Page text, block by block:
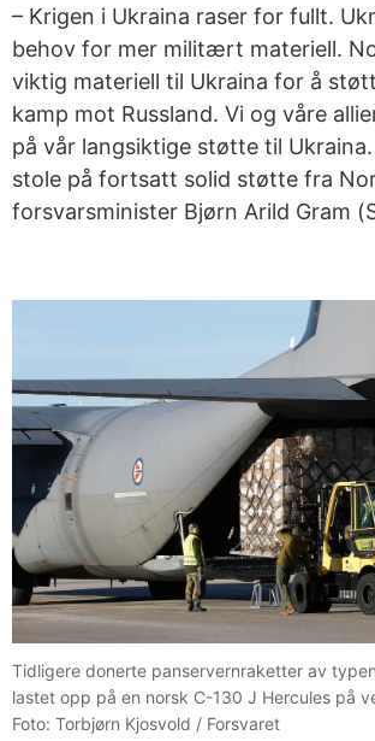
– Krigen i Ukraina raser for fullt.
behov for mer militært materiell.
viktig materiell til Ukraina for å
kamp mot Russland. Vi og våre
på vår langsiktige støtte til
stole på fortsatt solid støtte fra
forsvarsminister Bjørn Arild Gram
Tidligere donerte panservernraketter av
lastet opp på en norsk C-130 J Hercules på
Foto: Torbjørn Kjosvold / Forsvaret